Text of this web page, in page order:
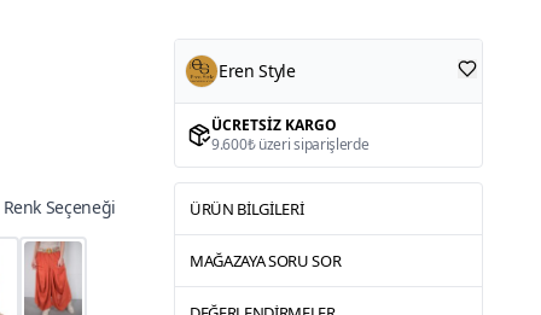
Renk Seçeneği
Eren Style
ÜCRETSIZ KARGO
9.600₺ üzeri siparişlerde
ÜRÜN BILGILERI
MAĞAZAYA SORU SOR